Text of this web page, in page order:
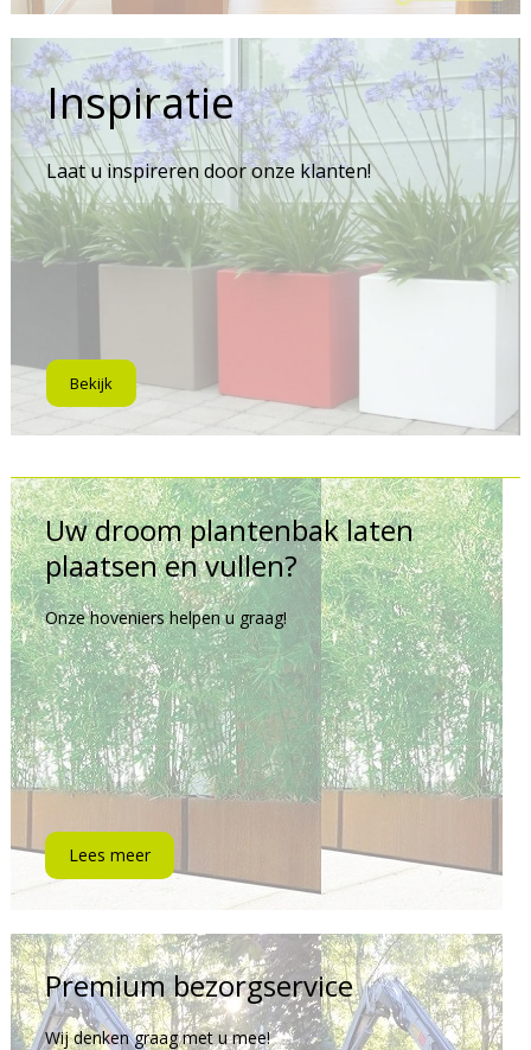
Inspiratie
Laat u inspireren door onze klanten!
Bekijk
Uw droom plantenbak laten
plaatsen en vullen?
Onze hoveniers helpen u graag!
Lees meer
Premium bezorgservice
Wij denken graag met u mee!